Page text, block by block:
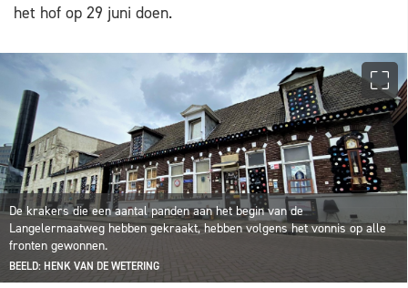
het hof op 29 juni doen.
De krakers die een aantal panden aan het begin van de
Langelermaatweg hebben gekraakt, hebben volgens het vonnis op alle
fronten gewonnen.
BEELD: HENK VAN DE WETERING